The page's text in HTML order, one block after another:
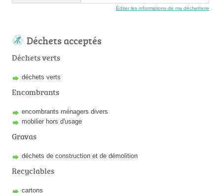
Éditer les informations de ma déchetterie
Déchets acceptés
Déchets verts
déchets verts
Encombrants
encombrants ménagers divers
mobilier hors d'usage
Gravas
déchets de construction et de démolition
Recyclables
cartons